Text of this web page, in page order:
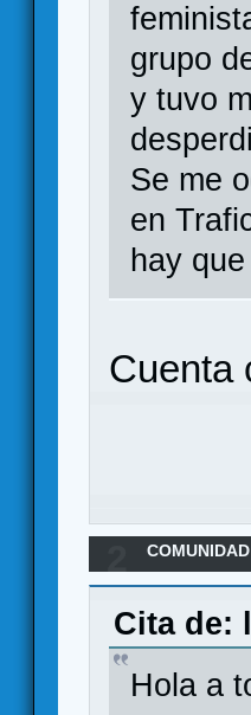
grupo
y tuvo
Se me
en
hay
Cuenta
COMUNIDAD
Cita de:
Hola a